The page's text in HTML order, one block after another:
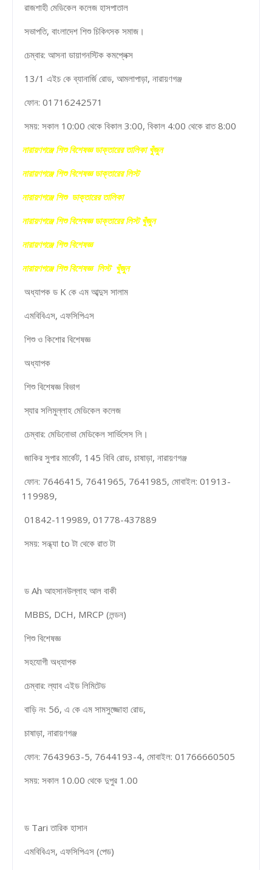
রাজশাহী মেডিকেল কলেজ হাসপাতাল
সভাপতি, বাংলাদেশ শিশু চিকিৎসক সমাজ।
চেম্বার: আসনা ডায়াগনস্টিক কমপ্লেক্স
13/1 এইচ কে ব্যানার্জি রোড, আমলাপাড়া, নারায়ণগঞ্জ
ফোন: 01716242571
সময়: সকাল 10:00 থেকে বিকাল 3:00, বিকাল 4:00 থেকে রাত 8:00
নারায়ণগঞ্জে শিশু বিশেষজ্ঞ ডাক্তারের তালিকা খুঁজুন
নারায়ণগঞ্জে শিশু বিশেষজ্ঞ ডাক্তারের লিস্ট
নারায়ণগঞ্জে শিশু ডাক্তারের তালিকা
নারায়ণগঞ্জে শিশু বিশেষজ্ঞ ডাক্তারের লিস্ট খুঁজুন
নারায়ণগঞ্জে শিশু বিশেষজ্ঞ
নারায়ণগঞ্জে শিশু বিশেষজ্ঞ লিস্ট খুঁজুন
অধ্যাপক ড K কে এম আব্দুস সালাম
এমবিবিএস, এফসিপিএস
শিশু ও কিশোর বিশেষজ্ঞ
অধ্যাপক
শিশু বিশেষজ্ঞ বিভাগ
স্যার সলিমুল্লাহ মেডিকেল কলেজ
চেম্বার: মেডিনোভা মেডিকেল সার্ভিসেস লি।
জাকির সুপার মার্কেট, 145 বিবি রোড, চাষাড়া, নারায়ণগঞ্জ
ফোন: 7646415, 7641965, 7641985, মোবাইল: 01913-
119989,
01842-119989, 01778-437889
সময়: সন্ধ্যা to টা থেকে রাত টা
ড Ah আহসানউল্লাহ আল বাকী
MBBS, DCH, MRCP (লন্ডন)
শিশু বিশেষজ্ঞ
সহযোগী অধ্যাপক
চেম্বার: ল্যাব এইড লিমিটেড
বাড়ি নং 56, এ কে এম সামসুজ্জোহা রোড,
চাষাড়া, নারায়ণগঞ্জ
ফোন: 7643963-5, 7644193-4, মোবাইল: 01766660505
সময়: সকাল 10.00 থেকে দুপুর 1.00
ড Tari তারিক হাসান
এমবিবিএস, এফসিপিএস (পেড)